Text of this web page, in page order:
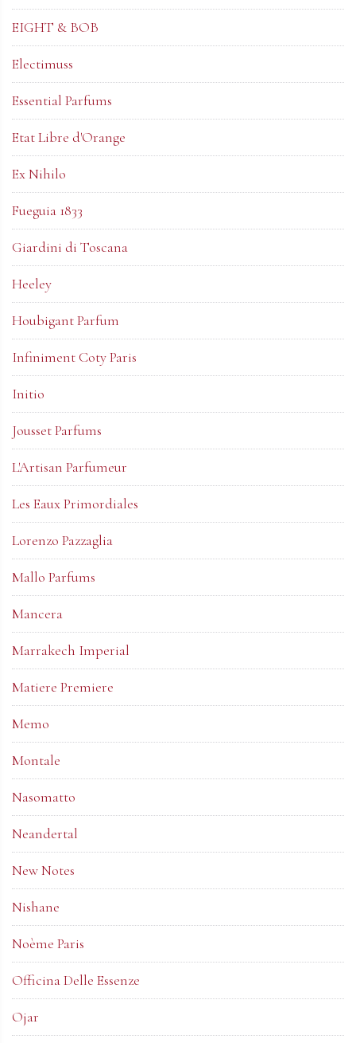
EIGHT & BOB
Electimuss
Essential Parfums
Etat Libre d'Orange
Ex Nihilo
Fueguia 1833
Giardini di Toscana
Heeley
Houbigant Parfum
Infiniment Coty Paris
Initio
Jousset Parfums
L'Artisan Parfumeur
Les Eaux Primordiales
Lorenzo Pazzaglia
Mallo Parfums
Mancera
Marrakech Imperial
Matiere Premiere
Memo
Montale
Nasomatto
Neandertal
New Notes
Nishane
Noème Paris
Officina Delle Essenze
Ojar